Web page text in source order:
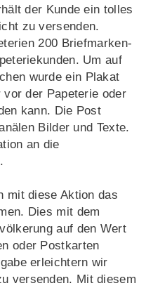
der Kunde ein tolles
zu versenden.
200 Briefmarken-
Um auf
wurde ein Plakat
der Papeterie oder
kann. Die Post
Bilder und Texte.
an die
mit diese Aktion das
Dies mit dem
auf den Wert
oder Postkarten
erleichtern wir
versenden. Mit diesem